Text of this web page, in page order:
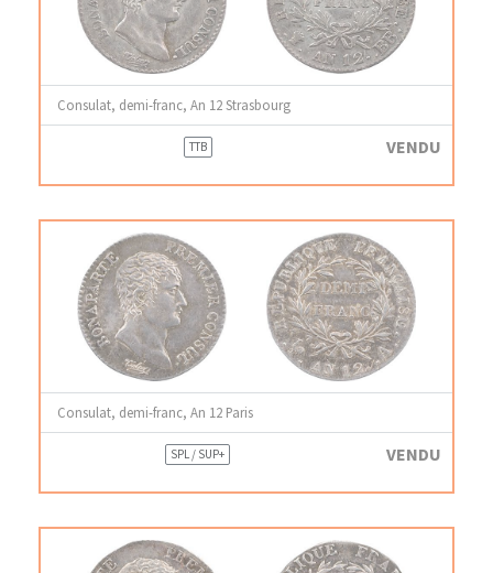
Consulat, demi-franc, An 12 Strasbourg
TTB VENDU
Consulat, demi-franc, An 12 Paris
SPL / SUP+ VENDU